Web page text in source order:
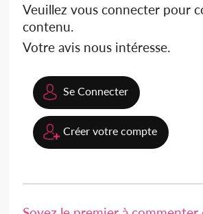
Veuillez vous connecter pour
contenu.
Votre avis nous intéresse.
Se Connecter
Créer votre compte